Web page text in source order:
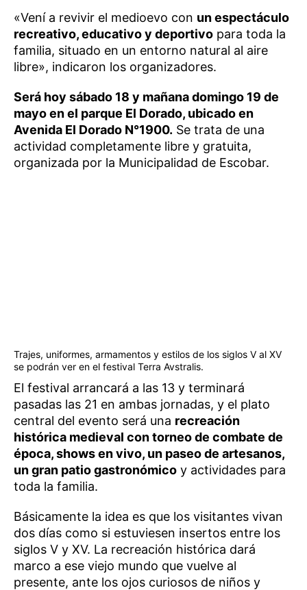
«Vení a revivir el medioevo con un espectáculo
recreativo, educativo y deportivo para toda la
familia, situado en un entorno natural al aire
libre», indicaron los organizadores.
Será hoy sábado 18 y mañana domingo 19 de
mayo en el parque El Dorado, ubicado en
Avenida El Dorado N°1900. Se trata de una
actividad completamente libre y gratuita,
organizada por la Municipalidad de Escobar.
Trajes, uniformes, armamentos y estilos de los siglos V al XV
se podrán ver en el festival Terra Avstralis.
El festival arrancará a las 13 y terminará
pasadas las 21 en ambas jornadas, y el plato
central del evento será una recreación
histórica medieval con torneo de combate de
época, shows en vivo, un paseo de artesanos,
un gran patio gastronómico y actividades para
toda la familia.
Básicamente la idea es que los visitantes vivan
dos días como si estuviesen insertos entre los
siglos V y XV. La recreación histórica dará
marco a ese viejo mundo que vuelve al
presente, ante los ojos curiosos de niños y